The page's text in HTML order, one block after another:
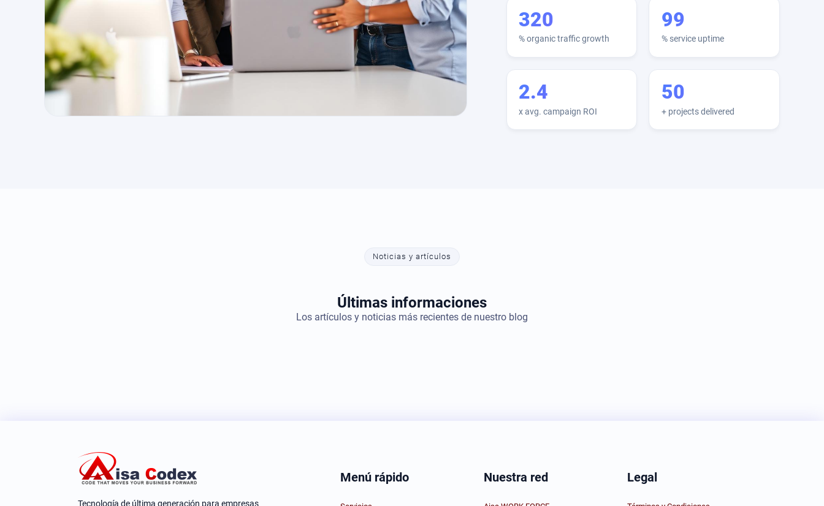
320
% organic traffic growth
99
% service uptime
2.4
x avg. campaign ROI
50
+ projects delivered
Noticias y artículos
Últimas informaciones
Los artículos y noticias más recientes de nuestro blog
Tecnología de última generación para empresas
Menú rápido Nuestra red Legal